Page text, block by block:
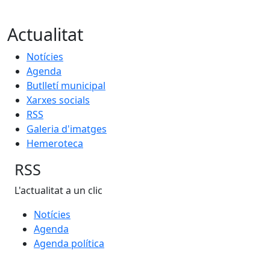
Actualitat
Notícies
Agenda
Butlletí municipal
Xarxes socials
RSS
Galeria d'imatges
Hemeroteca
RSS
L'actualitat a un clic
Notícies
Agenda
Agenda política